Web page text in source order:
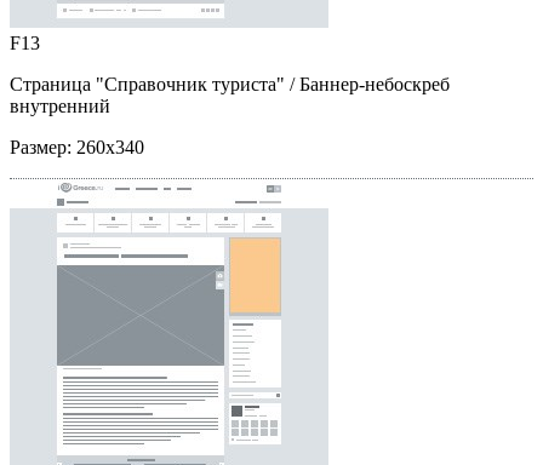
F13
Страница "Справочник туриста" / Баннер-небоскреб
внутренний
Размер: 260x340